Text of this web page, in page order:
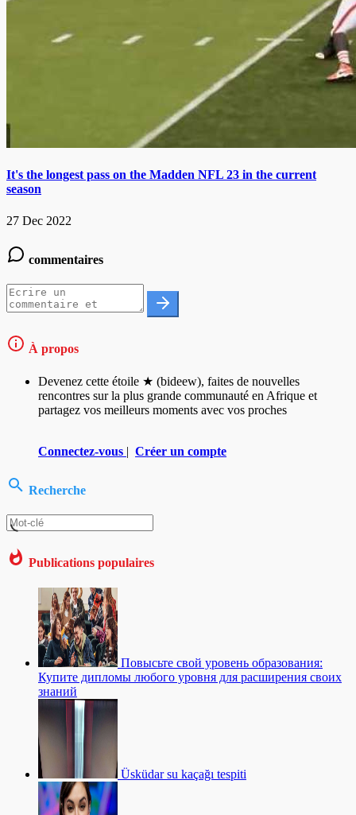
It's the longest pass on the Madden NFL 23 in the current
season
27 Dec 2022
commentaires
À propos
Devenez cette étoile ★ (bideew), faites de nouvelles
rencontres sur la plus grande communauté en Afrique et
partagez vos meilleurs moments avec vos proches
Connectez-vous | Créer un compte
Recherche
Publications populaires
Повысьте свой уровень образования:
Купите дипломы любого уровня для расширения своих
знаний
Üsküdar su kaçağı tespiti